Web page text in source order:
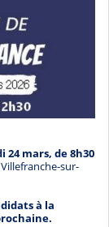
24 mars, de 8h30
Villefranche-sur-
à la